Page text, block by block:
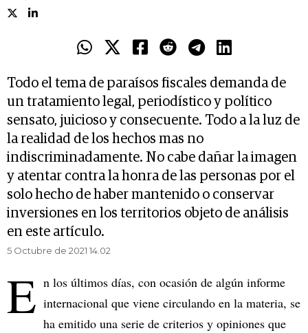
Todo el tema de paraísos fiscales demanda de
un tratamiento legal, periodístico y político
sensato, juicioso y consecuente. Todo a la luz de
la realidad de los hechos mas no
indiscriminadamente. No cabe dañar la imagen
y atentar contra la honra de las personas por el
solo hecho de haber mantenido o conservar
inversiones en los territorios objeto de análisis
en este artículo.
5 Octubre de 2021 14.02
E n los últimos días, con ocasión de algún informe
internacional que viene circulando en la materia, se
ha emitido una serie de criterios y opiniones que